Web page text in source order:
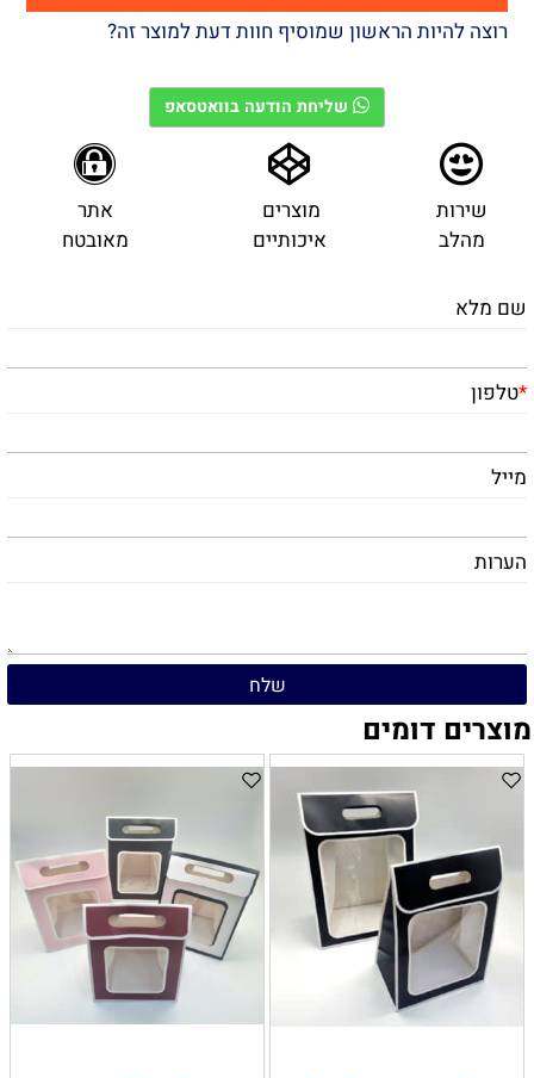
רוצה להיות הראשון שמוסיף חוות דעת למוצר זה?
שליחת הודעה בוואטסאפ
שירות
מהלב
מוצרים
איכותיים
אתר
מאובטח
שם מלא
*טלפון
מייל
הערות
מוצרים דומים